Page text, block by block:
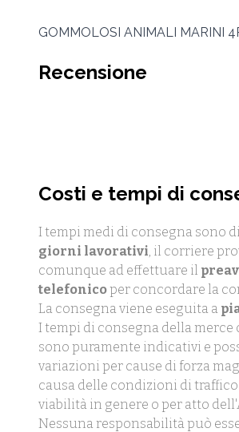
GOMMOLOSI ANIMALI MARINI
Recensione
Costi e tempi di
I tempi medi di consegna sono di
giorni lavorativi, il corriere
comunque ad effettuare il
telefonicoper concordare la
La consegna viene eseguita a
I tempi di consegna della merce
sono puramente indicativi e
variazioni per cause di forza
causa delle condizioni di
viabilità in genere o per atto
Nessuna responsabilità può